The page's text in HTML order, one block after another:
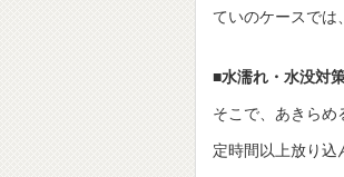
ていのケースでは
■水濡れ・水没対
そこで、あきらめ
定時間以上放り込